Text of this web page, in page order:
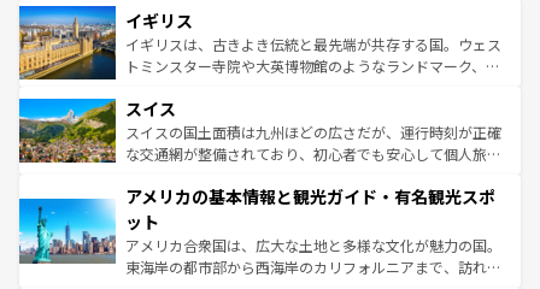
香り高いラベンダー畑など、多彩な楽しみ方が可能だ。さ
らに、パリ以外の地域にも魅力が溢れており、どの街角に
も豊かな歴史と文化が息づいている。パリ以外の個性あふ
を参照してほしい。
顔を持つこの国は、どこを歩いても飽きることがない。ベ
ルリンの文化的活気、バイエルン州のアルプスの絶景、そ
してライン川沿いのワイン畑といった風景は必見。ビール
は、お酒好きな人にはぜひ体験してほしい。 なお、新着の
ドイツ情報はコンテンツ一覧を参照してほしい。
イギリス
イギリスは、古きよき伝統と最先端が共存する国。ウェス
トミンスター寺院や大英博物館のようなランドマーク、歴
リアごとに異なる魅力がある。また、優雅なアフタヌーン
ティー、ビール好きにはたまらない英国パブ、サッカー観
戦など、本場だからこそできる体験も豊富。イギリスを旅
ンツ一覧を参照してほしい。
スイス
スイスの国土面積は九州ほどの広さだが、運行時刻が正確
な交通網が整備されており、初心者でも安心して個人旅行
の建物がそのまま残る町や、スイスならではのユニークな
博物館もあり、アルプス観光だけでなく町歩きも満喫する
ことができる。国民の所得が高いため物価も高いが、旅行
者向けの交通パス提供のサービスもあり、うまく活用すれ
アメリカの基本情報と観光ガイド・有名観光スポ
ット
アメリカ合衆国は、広大な土地と多様な文化が魅力の国。
東海岸の都市部から西海岸のカリフォルニアまで、訪れる